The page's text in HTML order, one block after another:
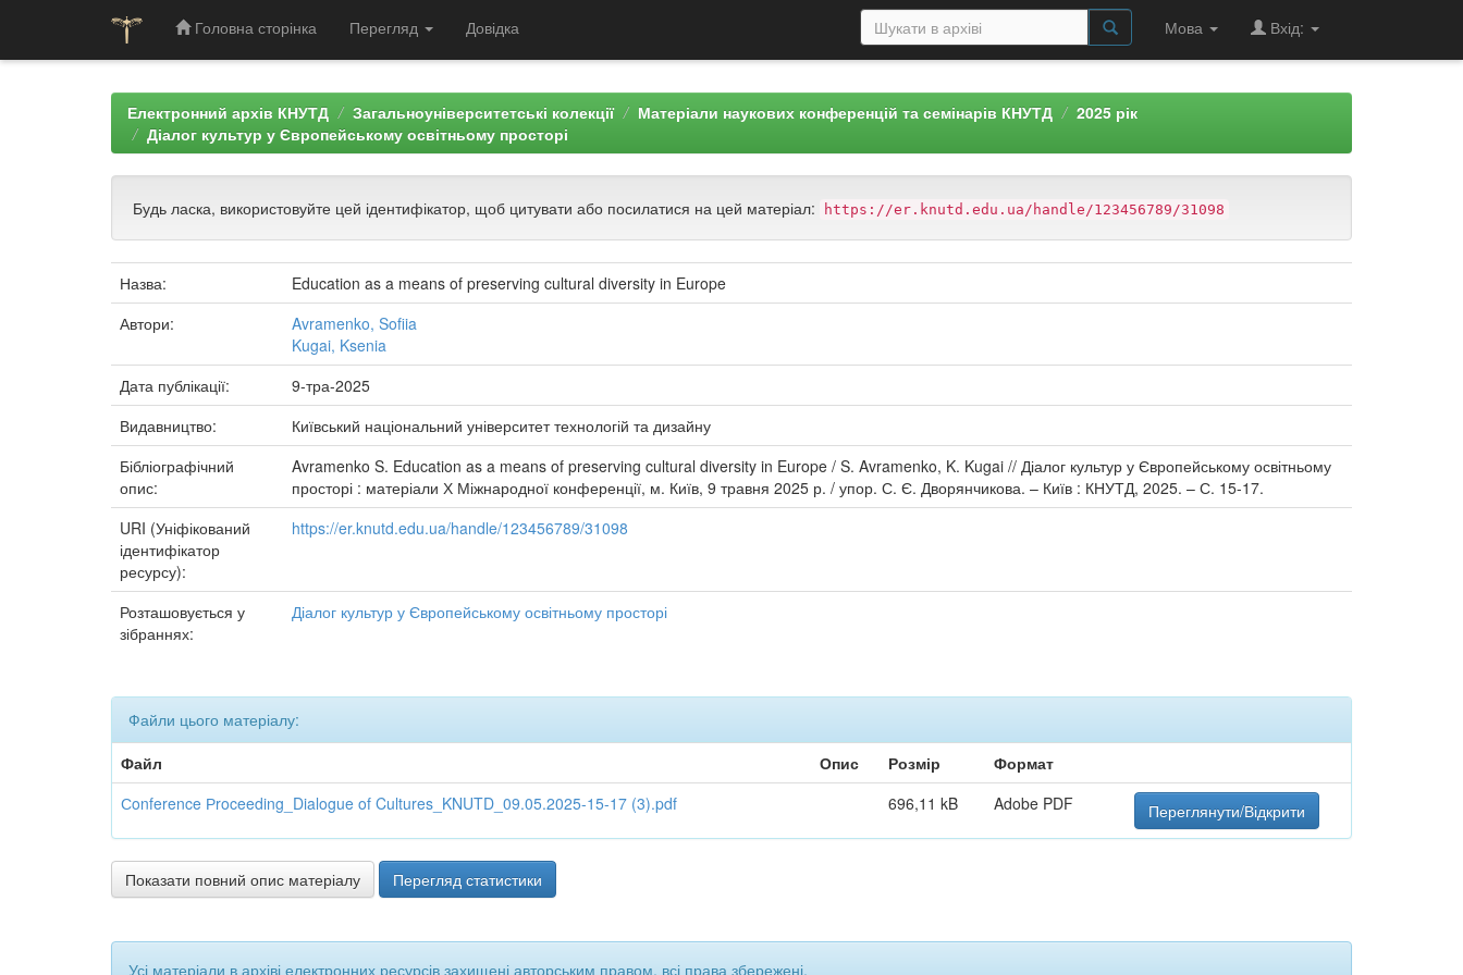
Головна сторінка Перегляд Довідка Мова Вхід:
Електронний архів КНУТД Загальноуніверситетські колекції Матеріали наукових конференцій та семінарів КНУТД
2025 рік
Діалог культур у Європейському освітньому просторі
Будь ласка, використовуйте цей ідентифікатор, щоб цитувати або посилатися на цей матеріал: https://er.knutd.edu.ua/handle/123456789/31098
Назва:
Education as a means of preserving cultural diversity in Europe
Автори:
Avramenko, Sofiia
Kugai, Ksenia
Дата публікації:
9-тра-2025
Видавництво:
Київський національний університет технологій та дизайну
Бібліографічний
опис:
Avramenko S. Education as a means of preserving cultural diversity in Europe / S. Avramenko, K. Kugai // Діалог культур у Європейському освітньому
просторі : матеріали Х Міжнародної конференції, м. Київ, 9 травня 2025 р. / упор. С. Є. Дворянчикова. – Київ : КНУТД, 2025. – С. 15-17.
URI (Уніфікований
ідентифікатор
ресурсу):
https://er.knutd.edu.ua/handle/123456789/31098
Розташовується у
зібраннях:
Діалог культур у Європейському освітньому просторі
Файли цього матеріалу:
Файл
Опис Розмір
Формат
Сonference Рroceeding_Dialogue of Cultures_KNUTD_09.05.2025-15-17 (3).pdf
696,11 kB Adobe PDF Переглянути/Відкрити
Показати повний опис матеріалу Перегляд статистики
Усі матеріали в архіві електронних ресурсів захищені авторським правом, всі права збережені.